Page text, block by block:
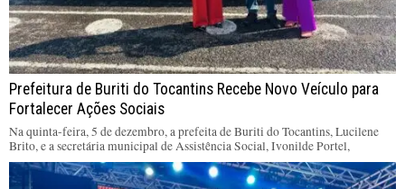
Prefeitura de Buriti do Tocantins Recebe Novo Veículo para
Fortalecer Ações Sociais
Na quinta-feira, 5 de dezembro, a prefeita de Buriti do Tocantins, Lucilene
Brito, e a secretária municipal de Assistência Social, Ivonilde Portel,